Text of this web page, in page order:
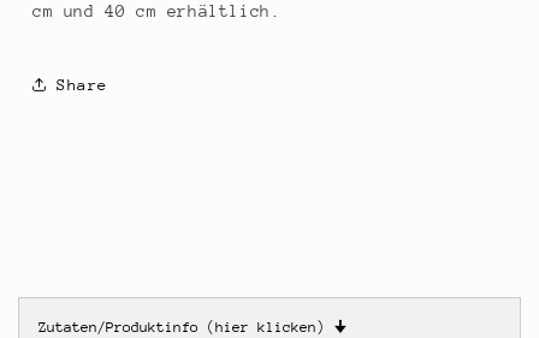
cm und 40 cm erhältlich.
Share
Zutaten/Produktinfo (hier klicken) 🠋